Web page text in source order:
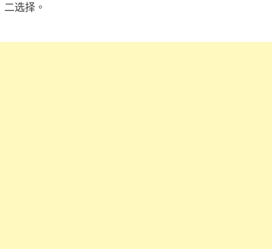
二选择。